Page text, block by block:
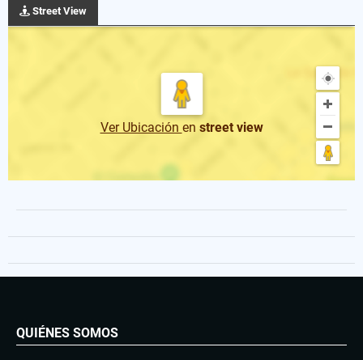
Street View
Ver Ubicación en street view
QUIÉNES SOMOS